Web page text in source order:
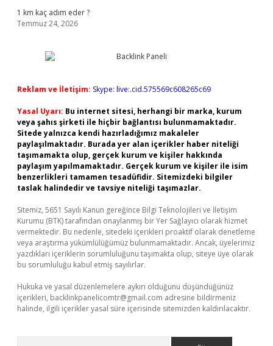
1 km kaç adım eder ?
Temmuz 24, 2026
Reklam ve İletişim: Skype: live:.cid.575569c608265c69
Yasal Uyarı: Bu internet sitesi, herhangi bir marka, kurum
veya şahıs şirketi ile hiçbir bağlantısı bulunmamaktadır.
Sitede yalnızca kendi hazırladığımız makaleler
paylaşılmaktadır. Burada yer alan içerikler haber niteliği
taşımamakta olup, gerçek kurum ve kişiler hakkında
paylaşım yapılmamaktadır. Gerçek kurum ve kişiler ile isim
benzerlikleri tamamen tesadüfidir. Sitemizdeki bilgiler
taslak halindedir ve tavsiye niteliği taşımazlar.
Sitemiz, 5651 Sayılı Kanun gereğince Bilgi Teknolojileri ve İletişim
Kurumu (BTK) tarafından onaylanmış bir Yer Sağlayıcı olarak hizmet
vermektedir. Bu nedenle, sitedeki içerikleri proaktif olarak denetleme
veya araştırma yükümlülüğümüz bulunmamaktadır. Ancak, üyelerimiz
yazdıkları içeriklerin sorumluluğunu taşımakta olup, siteye üye olarak
bu sorumluluğu kabul etmiş sayılırlar.
Hukuka ve yasal düzenlemelere aykırı olduğunu düşündüğünüz
içerikleri, backlinkpanelicomtr@gmail.com adresine bildirmeniz
halinde, ilgili içerikler yasal süre içerisinde sitemizden kaldırılacaktır.